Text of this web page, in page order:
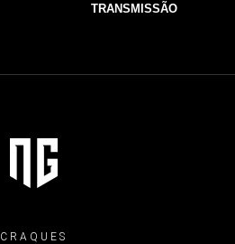
TRANSMISSÃO
CRAQUES